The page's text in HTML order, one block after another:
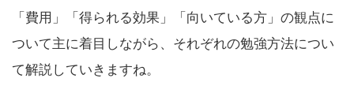
「費用」「得られる効果」「向いている方」の観点に
ついて主に着目しながら、それぞれの勉強方法につい
て解説していきますね。